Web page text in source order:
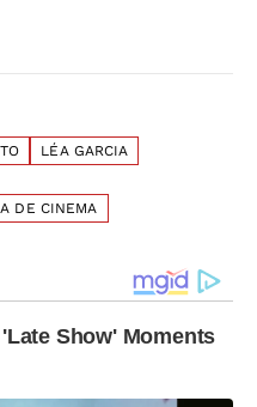
LÉA GARCIA
DE CINEMA